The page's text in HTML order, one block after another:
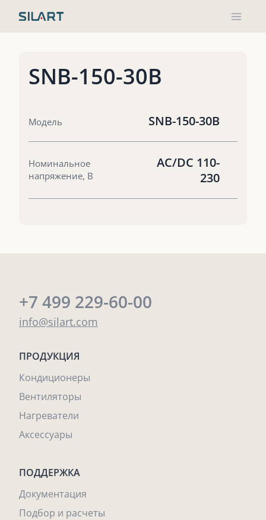
SNB-150-30B
Модель SNB-150-30B
Номинальное
напряжение, В
AC/DC 110-
230
+7 499 229-60-00
info@silart.com
ПРОДУКЦИЯ
Кондиционеры
Вентиляторы
Нагреватели
Аксессуары
ПОДДЕРЖКА
Документация
Подбор и расчеты